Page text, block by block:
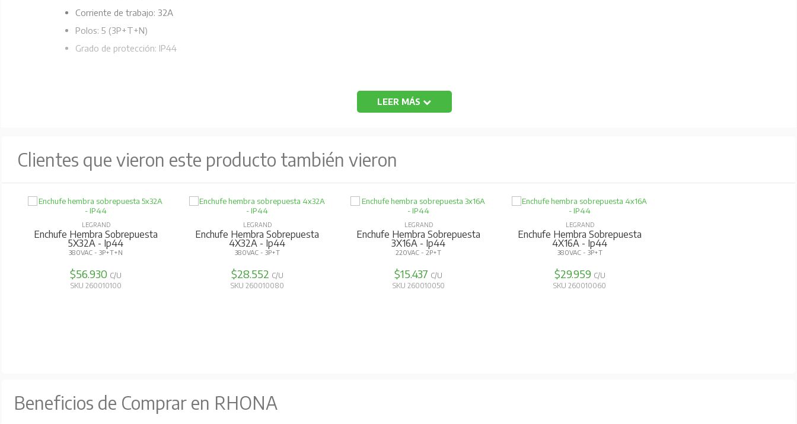
Corriente de trabajo: 32A
Polos: 5 (3P+T+N)
Grado de protección: IP44
LEER MÁS
Clientes que vieron este producto también vieron
LEGRAND
Enchufe Hembra Sobrepuesta
5X32A - Ip44
380VAC - 3P+T+N
$56.930 C/U
SKU 260010100
LEGRAND
Enchufe Hembra Sobrepuesta
4X32A - Ip44
380VAC - 3P+T
$28.552 C/U
SKU 260010080
LEGRAND
Enchufe Hembra Sobrepuesta
3X16A - Ip44
220VAC - 2P+T
$15.437 C/U
SKU 260010050
LEGRAND
Enchufe Hembra Sobrepuesta
4X16A - Ip44
380VAC - 3P+T
$29.959 C/U
SKU 260010060
Beneficios de Comprar en RHONA